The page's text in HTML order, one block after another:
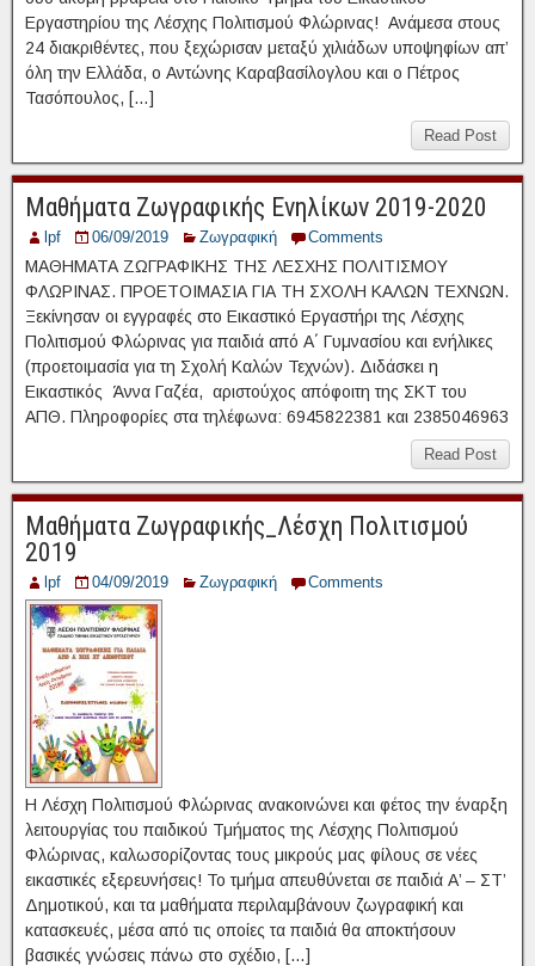
Εργαστηρίου της Λέσχης Πολιτισμού Φλώρινας! Ανάμεσα στους
24 διακριθέντες, που ξεχώρισαν μεταξύ χιλιάδων υποψηφίων απ’
όλη την Ελλάδα, ο Αντώνης Καραβασίλογλου και ο Πέτρος
Τασόπουλος, […]
Read Post
Μαθήματα Ζωγραφικής Eνηλίκων 2019-2020
lpf 06/09/2019 Ζωγραφική Comments
ΜΑΘΗΜΑΤΑ ΖΩΓΡΑΦΙΚΗΣ ΤΗΣ ΛΕΣΧΗΣ ΠΟΛΙΤΙΣΜΟΥ
ΦΛΩΡΙΝΑΣ. ΠΡΟΕΤΟΙΜΑΣΙΑ ΓΙΑ ΤΗ ΣΧΟΛΗ ΚΑΛΩΝ ΤΕΧΝΩΝ.
Ξεκίνησαν οι εγγραφές στο Εικαστικό Εργαστήρι της Λέσχης
Πολιτισμού Φλώρινας για παιδιά από Α΄ Γυμνασίου και ενήλικες
(προετοιμασία για τη Σχολή Καλών Τεχνών). Διδάσκει η
Εικαστικός Άννα Γαζέα, αριστούχος απόφοιτη της ΣΚΤ του
ΑΠΘ. Πληροφορίες στα τηλέφωνα: 6945822381 και 2385046963
Read Post
Μαθήματα Ζωγραφικής_Λέσχη Πολιτισμού
2019
lpf 04/09/2019 Ζωγραφική Comments
Η Λέσχη Πολιτισμού Φλώρινας ανακοινώνει και φέτος την έναρξη
λειτουργίας του παιδικού Τμήματος της Λέσχης Πολιτισμού
Φλώρινας, καλωσορίζοντας τους μικρούς μας φίλους σε νέες
εικαστικές εξερευνήσεις! Το τμήμα απευθύνεται σε παιδιά Α’ – ΣΤ’
Δημοτικού, και τα μαθήματα περιλαμβάνουν ζωγραφική και
κατασκευές, μέσα από τις οποίες τα παιδιά θα αποκτήσουν
βασικές γνώσεις πάνω στο σχέδιο, […]